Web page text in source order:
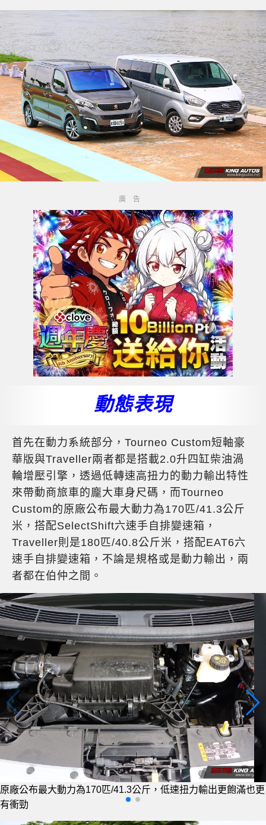
動態表現
首先在動力系統部分，Tourneo Custom短軸豪
華版與Traveller兩者都是搭載2.0升四缸柴油渦
輪增壓引擎，透過低轉速高扭力的動力輸出特性
來帶動商旅車的龐大車身尺碼，而Tourneo
Custom的原廠公布最大動力為170匹/41.3公斤
米，搭配SelectShift六速手自排變速箱，
Traveller則是180匹/40.8公斤米，搭配EAT6六
速手自排變速箱，不論是規格或是動力輸出，兩
者都在伯仲之間。
變速系統則是六速手自排變速箱